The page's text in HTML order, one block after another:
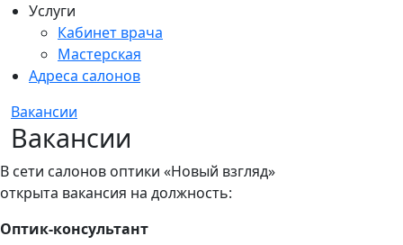
Услуги
Кабинет врача
Мастерская
Адреса салонов
Вакансии
Вакансии
В сети салонов оптики «Новый взгляд»
открыта вакансия на должность:
Оптик-консультант